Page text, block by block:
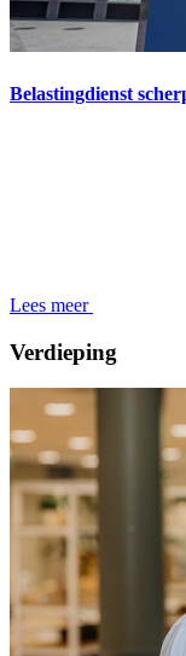
Belastingdienst
Lees meer
Verdieping